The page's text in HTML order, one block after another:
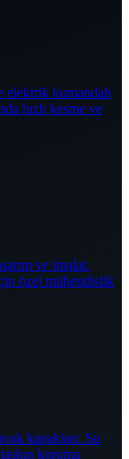
kumandalı
hızlı kesme ve
ve imalat.
özel mühendislik
kapakları. Su
koruma